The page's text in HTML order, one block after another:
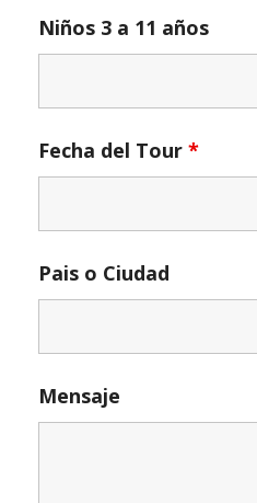
Niños 3 a 11 años
Fecha del Tour *
Pais o Ciudad
Mensaje